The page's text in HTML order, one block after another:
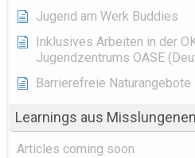
Jugend am Werk Buddies
Inklusives Arbeiten in der
Jugendzentrums OASE
Barrierefreie Naturangebote
Learnings aus
Articles coming soon